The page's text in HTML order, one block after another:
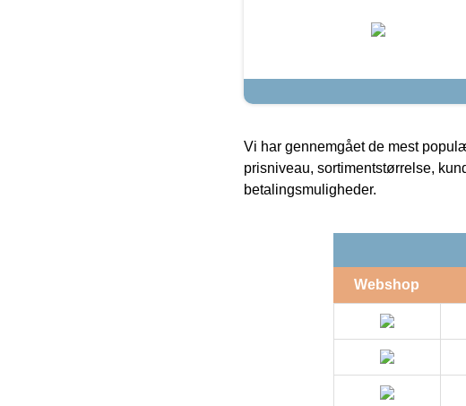
Vi har gennemgået de mest
prisniveau, sortimentstørrelse,
betalingsmuligheder.
Webshop